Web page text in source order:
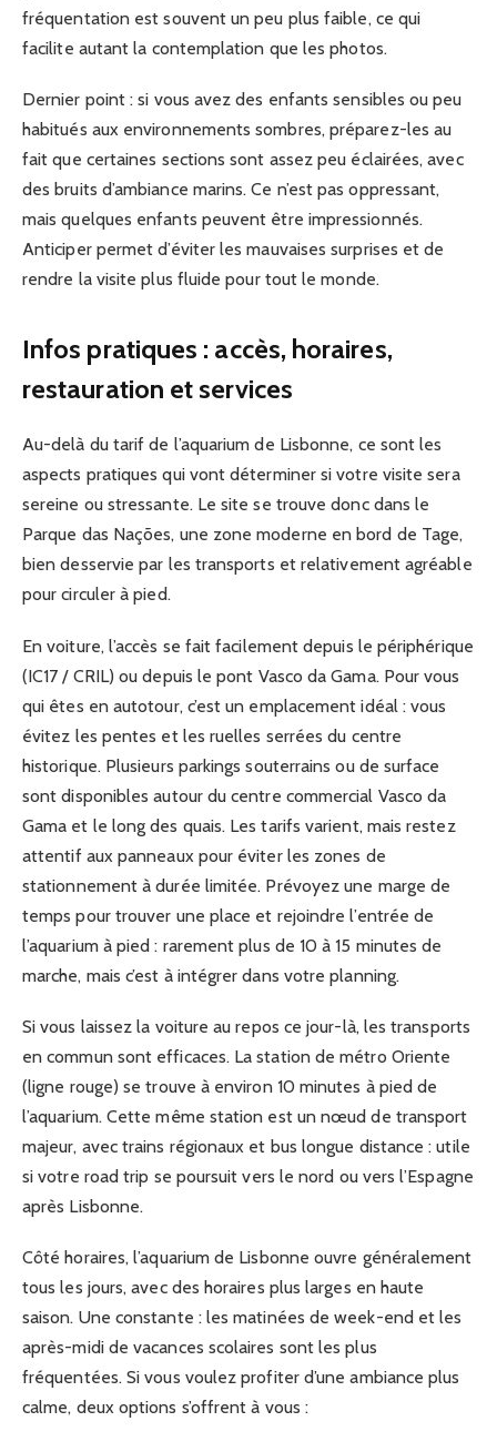
fréquentation est souvent un peu plus faible, ce qui
facilite autant la contemplation que les photos.
Dernier point : si vous avez des enfants sensibles ou peu
habitués aux environnements sombres, préparez-les au
fait que certaines sections sont assez peu éclairées, avec
des bruits d’ambiance marins. Ce n’est pas oppressant,
mais quelques enfants peuvent être impressionnés.
Anticiper permet d’éviter les mauvaises surprises et de
rendre la visite plus fluide pour tout le monde.
Infos pratiques : accès, horaires,
restauration et services
Au-delà du tarif de l’aquarium de Lisbonne, ce sont les
aspects pratiques qui vont déterminer si votre visite sera
sereine ou stressante. Le site se trouve donc dans le
Parque das Nações, une zone moderne en bord de Tage,
bien desservie par les transports et relativement agréable
pour circuler à pied.
En voiture, l’accès se fait facilement depuis le périphérique
(IC17 / CRIL) ou depuis le pont Vasco da Gama. Pour vous
qui êtes en autotour, c’est un emplacement idéal : vous
évitez les pentes et les ruelles serrées du centre
historique. Plusieurs parkings souterrains ou de surface
sont disponibles autour du centre commercial Vasco da
Gama et le long des quais. Les tarifs varient, mais restez
attentif aux panneaux pour éviter les zones de
stationnement à durée limitée. Prévoyez une marge de
temps pour trouver une place et rejoindre l’entrée de
l’aquarium à pied : rarement plus de 10 à 15 minutes de
marche, mais c’est à intégrer dans votre planning.
Si vous laissez la voiture au repos ce jour-là, les transports
en commun sont efficaces. La station de métro Oriente
(ligne rouge) se trouve à environ 10 minutes à pied de
l’aquarium. Cette même station est un nœud de transport
majeur, avec trains régionaux et bus longue distance : utile
si votre road trip se poursuit vers le nord ou vers l’Espagne
après Lisbonne.
Côté horaires, l’aquarium de Lisbonne ouvre généralement
tous les jours, avec des horaires plus larges en haute
saison. Une constante : les matinées de week-end et les
après-midi de vacances scolaires sont les plus
fréquentées. Si vous voulez profiter d’une ambiance plus
calme, deux options s’offrent à vous :